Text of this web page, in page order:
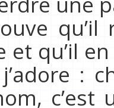
qu’il
et qu’il
:
c’est